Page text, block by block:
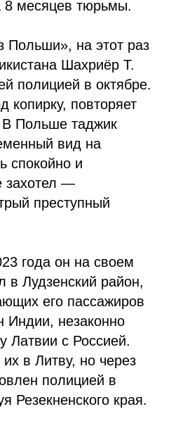
8 месяцев тюрьмы.
Польши», на этот раз
Шахриёр Т.
полицией в октябре.
копирку, повторяет
В Польше таджик
вид на
спокойно и
захотел —
преступный
года он на своем
в Лудзенский район,
его пассажиров
Индии, незаконно
Латвии с Россией.
в Литву, но через
полицией в
Резекненского края.